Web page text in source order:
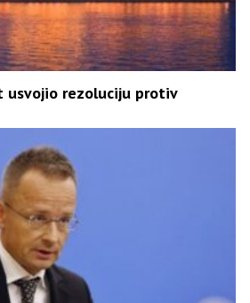
usvojio rezoluciju protiv